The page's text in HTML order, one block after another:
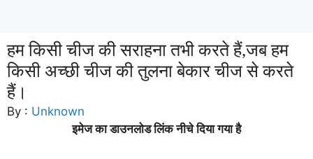
हम किसी चीज की सराहना तभी करते हैं,जब हम
किसी अच्छी चीज की तुलना बेकार चीज से करते
हैं।
By : Unknown
इमेज का डाउनलोड लिंक नीचे दिया गया है